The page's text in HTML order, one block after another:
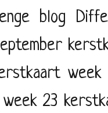
blog
week
23